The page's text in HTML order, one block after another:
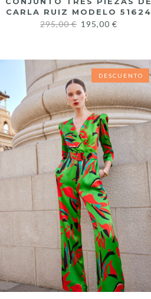
CARLA RUIZ MODELO 51624
295,00€ 195,00€
DESCUENTO
DESCUENTO